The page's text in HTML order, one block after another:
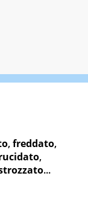
,freddato,
,
...